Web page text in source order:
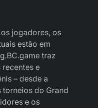
jogadores, os
estão em
traz
e
– desde a
do Grand
e os